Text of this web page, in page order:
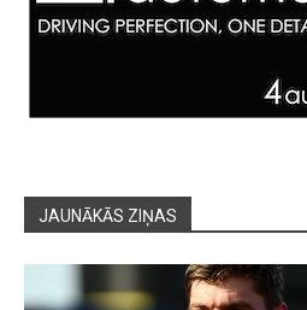
JAUNĀKĀS ZIŅAS